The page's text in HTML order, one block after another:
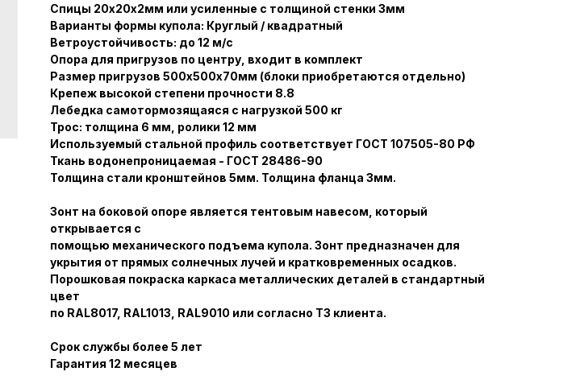
Спицы 20х20х2мм или усиленные с толщиной стенки 3мм
Варианты формы купола: Круглый / квадратный
Ветроустойчивость: до 12 м/с
Опора для пригрузов по центру, входит в комплект
Размер пригрузов 500х500х70мм (блоки приобретаются отдельно)
Крепеж высокой степени прочности 8.8
Лебедка самотормозящаяся с нагрузкой 500 кг
Трос: толщина 6 мм, ролики 12 мм
Используемый стальной профиль соответствует ГОСТ 107505-80 РФ
Ткань водонепроницаемая - ГОСТ 28486-90
Толщина стали кронштейнов 5мм. Толщина фланца 3мм.
Зонт на боковой опоре является тентовым навесом, который
открывается с
помощью механического подъема купола. Зонт предназначен для
укрытия от прямых солнечных лучей и кратковременных осадков.
Порошковая покраска каркаса металлических деталей в стандартный
цвет
по RAL8017, RAL1013, RAL9010 или согласно ТЗ клиента.
Срок службы более 5 лет
Гарантия 12 месяцев